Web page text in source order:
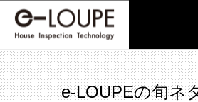
e-LOUPEの旬ネ